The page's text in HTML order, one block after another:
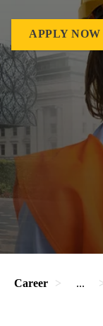
APPLY NOW
Career ...